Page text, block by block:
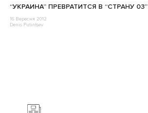
“УКРАИНА” ПРЕВРАТИТСЯ В “СТРАНУ 03”
16 Вересня 2012
Denis Putintsev